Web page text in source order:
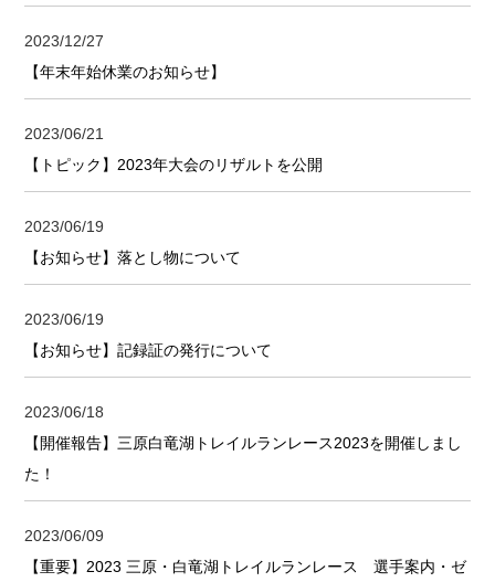
2023/12/27
【年末年始休業のお知らせ】
2023/06/21
【トピック】2023年大会のリザルトを公開
2023/06/19
【お知らせ】落とし物について
2023/06/19
【お知らせ】記録証の発行について
2023/06/18
【開催報告】三原白竜湖トレイルランレース2023を開催しまし
た！
2023/06/09
【重要】2023 三原・白竜湖トレイルランレース 選手案内・ゼ